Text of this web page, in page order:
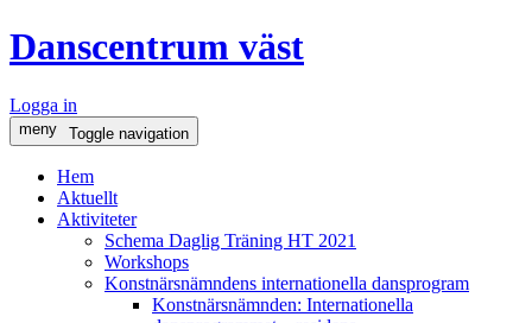
Danscentrum väst
Logga in
meny Toggle navigation
Hem
Aktuellt
Aktiviteter
Schema Daglig Träning HT 2021
Workshops
Konstnärsnämndens internationella dansprogram
Konstnärsnämnden: Internationella